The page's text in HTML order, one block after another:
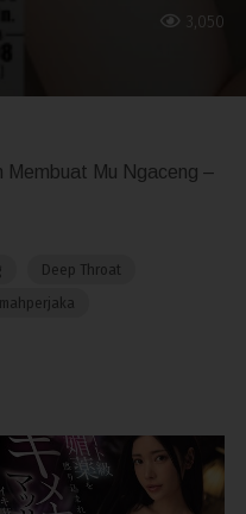
3,050
Membuat Mu Ngaceng –
Deep Throat